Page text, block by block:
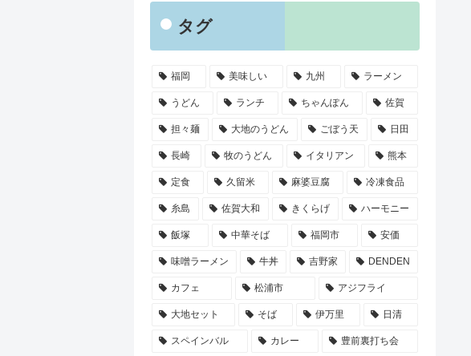
タグ
福岡 美味しい 九州 ラーメン
うどん ランチ ちゃんぽん 佐賀
担々麺 大地のうどん ごぼう天 日田
長崎 牧のうどん イタリアン 熊本
定食 久留米 麻婆豆腐 冷凍食品
糸島 佐賀大和 きくらげ ハーモニー
飯塚 中華そば 福岡市 安価
味噌ラーメン 牛丼 吉野家 DENDEN
カフェ 松浦市 アジフライ
大地セット そば 伊万里 日清
スペインバル カレー 豊前裏打ち会